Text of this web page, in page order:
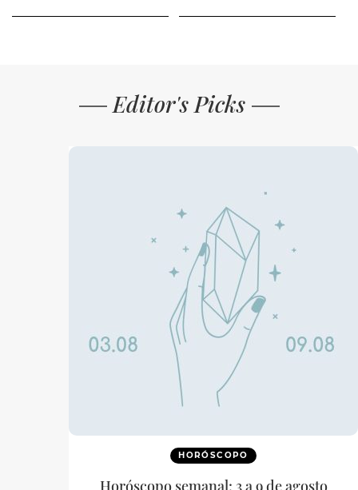
Editor's Picks
HORÓSCOPO
Horóscopo semanal: 3 a 9 de agosto